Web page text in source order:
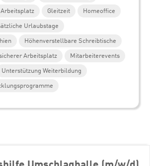
Gleitzeit
Homeoffice
Urlaubstage
Höhenverstellbare Schreibtische
Arbeitsplatz
Mitarbeiterevents
Unterstützung Weiterbildung